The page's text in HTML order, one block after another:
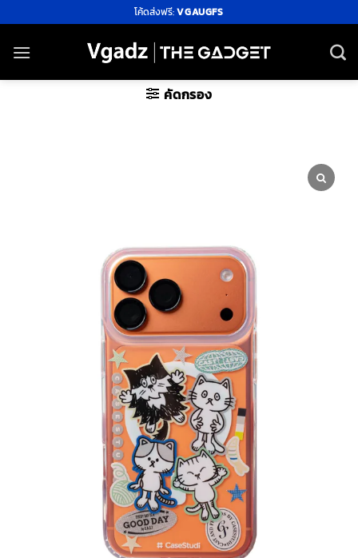
ไป
ยัง
โค้ดส่งฟรี:VGAUGFS
คัดกรอง